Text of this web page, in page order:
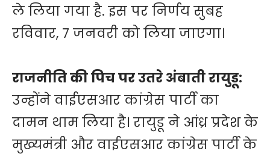
ले लिया गया है. इस पर निर्णय सुबह
रविवार, 7 जनवरी को लिया जाएगा।
राजनीति की पिच पर उतरे अंबाती रायुडू:
उन्होंने वाईएसआर कांग्रेस पार्टी का
दामन थाम लिया है। रायुडू ने आंध्र प्रदेश के
मुख्यमंत्री और वाईएसआर कांग्रेस पार्टी के